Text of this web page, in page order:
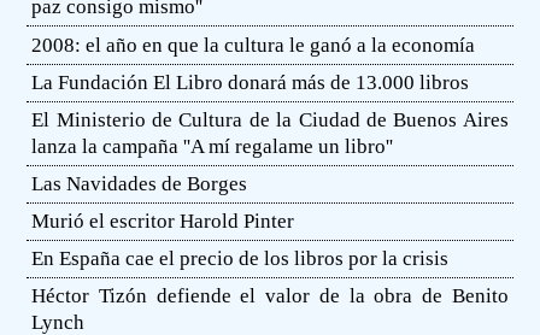
paz consigo mismo''
2008: el año en que la cultura le ganó a la economía
La Fundación El Libro donará más de 13.000 libros
El Ministerio de Cultura de la Ciudad de Buenos Aires
lanza la campaña ''A mí regalame un libro''
Las Navidades de Borges
Murió el escritor Harold Pinter
En España cae el precio de los libros por la crisis
Héctor Tizón defiende el valor de la obra de Benito
Lynch